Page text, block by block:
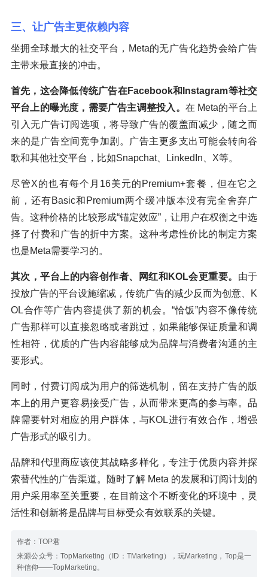
三、让广告主更依赖内容
坐拥全球最大的社交平台，Meta的无广告化趋势会给广告
主带来最直接的冲击。
首先，这会降低传统广告在Facebook和Instagram等社交
平台上的曝光度，需要广告主调整投入。 在 Meta的平台上
引入无广告订阅选项，将导致广告的覆盖面减少，随之而
来的是广告空间竞争加剧。广告主更多支出可能会转向谷
歌和其他社交平台，比如Snapchat、LinkedIn、X等。
尽管X的也有每个月16美元的Premium+套餐，但在它之
前，还有Basic和Premium两个缓冲版本没有完全舍弃广
告。这种价格的比较形成“锚定效应”，让用户在权衡之中选
择了付费和广告的折中方案。这种考虑性价比的制定方案
也是Meta需要学习的。
其次，平台上的内容创作者、网红和KOL会更重要。 由于
投放广告的平台设施缩减，传统广告的减少反而为创意、K
OL合作等广告内容提供了新的机会。“恰饭”内容不像传统
广告那样可以直接忽略或者跳过，如果能够保证质量和调
性相符，优质的广告内容能够成为品牌与消费者沟通的主
要形式。
同时，付费订阅成为用户的筛选机制，留在支持广告的版
本上的用户更容易接受广告，从而带来更高的参与率。品
牌需要针对相应的用户群体，与KOL进行有效合作，增强
广告形式的吸引力。
品牌和代理商应该使其战略多样化，专注于优质内容并探
索替代性的广告渠道。随时了解 Meta 的发展和订阅计划的
用户采用率至关重要，在目前这个不断变化的环境中，灵
活性和创新将是品牌与目标受众有效联系的关键。
作者：TOP君
来源公众号：TopMarketing（ID：TMarketing），玩Marketing，Top是一
种信仰——TopMarketing。